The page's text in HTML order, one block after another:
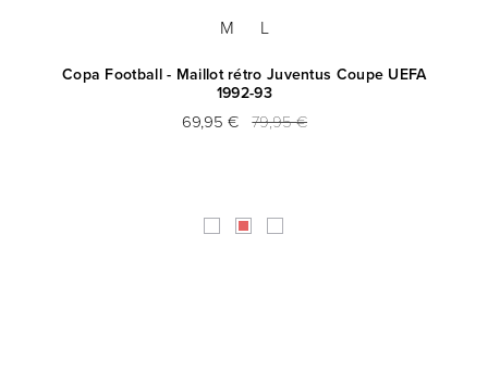
M L
Copa Football - Maillot rétro Juventus Coupe UEFA
1992-93
69,95 € 79,95 €